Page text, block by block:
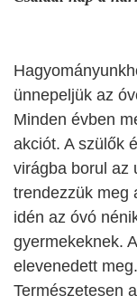
ünnepeljük az
Minden évben
akciót. A szülők
virágba borul az
trendezzük meg
idén az óvó
gyermekeknek.
elevenedett meg.
Természetesen